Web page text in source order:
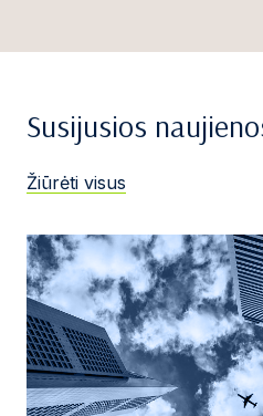
Susijusios
Žiūrėti visus